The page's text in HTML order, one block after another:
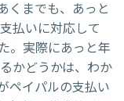
くまでも、あっと
払いに対応して
。実際にあっと年
かどうかは、わか
ペイパルの支払い